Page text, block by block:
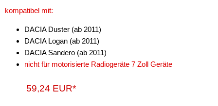
kompatibel mit:
DACIA Duster (ab 2011)
DACIA Logan (ab 2011)
DACIA Sandero (ab 2011)
nicht für motorisierte Radiogeräte 7 Zoll Geräte
59,24 EUR*